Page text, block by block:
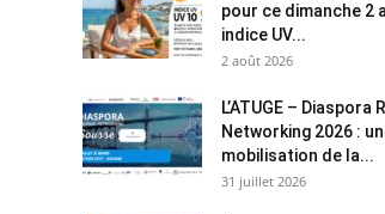
pour ce dimanche 2
indice UV...
2 août 2026
L’ATUGE – Diaspora
Networking 2026 :
mobilisation de la...
31 juillet 2026